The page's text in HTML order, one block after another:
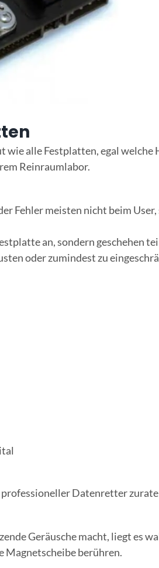
wie alle Festplatten, egal
Reinraumlabor.
Fehler meisten nicht beim
an, sondern geschehen
oder zumindest zu
Datenretter zurate
Geräusche macht, liegt es
Magnetscheibe berühren.